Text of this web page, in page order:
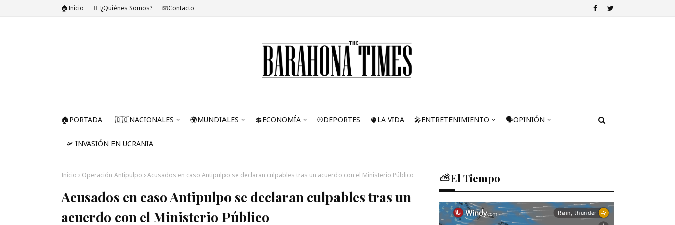
🏠Inicio 🤷‍♂️¿Quiénes Somos? 📧Contacto
🏠PORTADA 🇩🇴NACIONALES 🌍MUNDIALES 💲ECONOMÍA ⚾DEPORTES 🫀LA VIDA 🎤ENTRETENIMIENTO 🗣OPINIÓN
🛫 INVASIÓN EN UCRANIA
Inicio Operación Antipulpo Acusados en caso Antipulpo se declaran culpables tras un acuerdo con el Ministerio Público
Acusados en caso Antipulpo se declaran culpables tras un
acuerdo con el Ministerio Público
⛅El Tiempo